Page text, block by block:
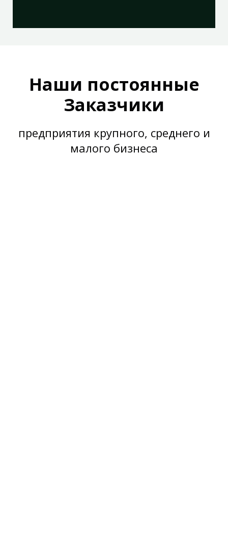
Наши постоянные
Заказчики
предприятия крупного, среднего и
малого бизнеса